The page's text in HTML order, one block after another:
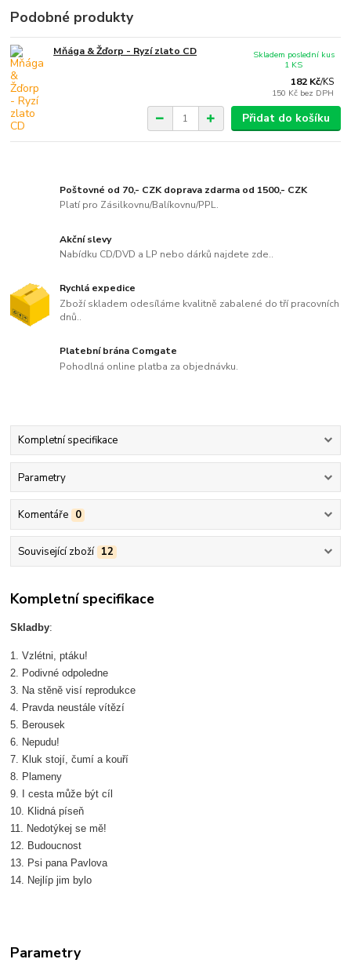
Podobné produkty
Mňága & Žďorp - Ryzí zlato CD
182 Kč/KS
150 Kč bez DPH
Skladem poslední kus
1 KS
Přidat do košíku
Poštovné od 70,- CZK doprava zdarma od 1500,- CZK
Platí pro Zásilkovnu/Balíkovnu/PPL.
Akční slevy
Nabídku CD/DVD a LP nebo dárků najdete zde..
Rychlá expedice
Zboží skladem odesíláme kvalitně zabalené do tří pracovních
dnů..
Platební brána Comgate
Pohodlná online platba za objednávku.
Kompletní specifikace
Parametry
Komentáře 0
Související zboží 12
Kompletní specifikace
Skladby:
1. Vzlétni, ptáku!
2. Podivné odpoledne
3. Na stěně visí reprodukce
4. Pravda neustále vítězí
5. Berousek
6. Nepudu!
7. Kluk stojí, čumí a kouří
8. Plameny
9. I cesta může být cíl
10. Klidná píseň
11. Nedotýkej se mě!
12. Budoucnost
13. Psi pana Pavlova
14. Nejlíp jim bylo
Parametry